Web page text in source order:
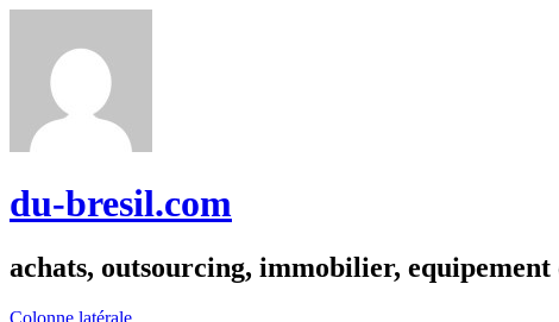
du-bresil.com
achats, outsourcing, immobilier,
Colonne latérale